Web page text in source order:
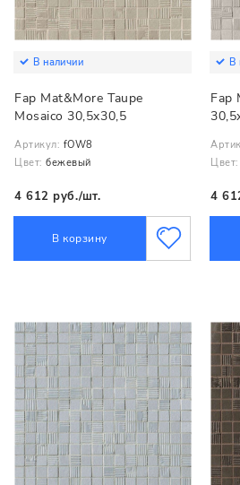
В наличии
Fap Mat&More Taupe
Mosaico 30,5x30,5
Артикул: fOW8
Цвет: бежевый
4 612 руб./шт.
В корзину
В
Fap
Цвет:
4